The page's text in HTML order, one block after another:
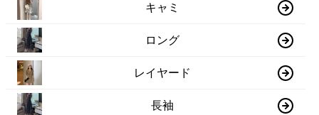
キャミ
ロング
レイヤード
長袖